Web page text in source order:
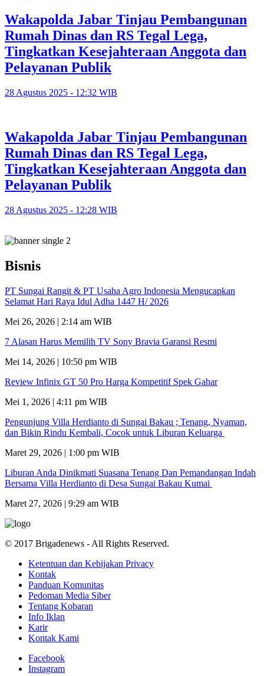
Wakapolda Jabar Tinjau Pembangunan
Rumah Dinas dan RS Tegal Lega,
Tingkatkan Kesejahteraan Anggota dan
Pelayanan Publik
28 Agustus 2025 - 12:32 WIB
Wakapolda Jabar Tinjau Pembangunan
Rumah Dinas dan RS Tegal Lega,
Tingkatkan Kesejahteraan Anggota dan
Pelayanan Publik
28 Agustus 2025 - 12:28 WIB
Bisnis
PT Sungai Rangit & PT Usaha Agro Indonesia Mengucapkan
Selamat Hari Raya Idul Adha 1447 H/ 2026
Mei 26, 2026 | 2:14 am WIB
7 Alasan Harus Memilih TV Sony Bravia Garansi Resmi
Mei 14, 2026 | 10:50 pm WIB
Review Infinix GT 50 Pro Harga Kompetitif Spek Gahar
Mei 1, 2026 | 4:11 pm WIB
Pengunjung Villa Herdianto di Sungai Bakau ; Tenang, Nyaman,
dan Bikin Rindu Kembali, Cocok untuk Liburan Keluarga
Maret 29, 2026 | 1:00 pm WIB
Liburan Anda Dinikmati Suasana Tenang Dan Pemandangan Indah
Bersama Villa Herdianto di Desa Sungai Bakau Kumai
Maret 27, 2026 | 9:29 am WIB
© 2017 Brigadenews - All Rights Reserved.
Ketentuan dan Kebijakan Privacy
Kontak
Panduan Komunitas
Pedoman Media Siber
Tentang Kobaran
Info Iklan
Karir
Kontak Kami
Facebook
Instagram